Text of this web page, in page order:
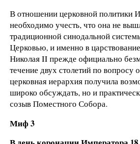
В отношении церковной политики
необходимо учесть, что она не
традиционной синодальной
Церковью, и именно в
Николая II прежде официально
течение двух столетий по вопросу
церковная иерархия получила
широко обсуждать, но и
созыв Поместного Собора.
Миф 3